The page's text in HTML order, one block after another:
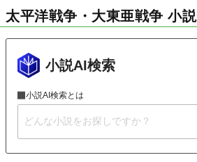
太平洋戦争・大東亜戦争 小
小説AI検索
小説AI検索とは